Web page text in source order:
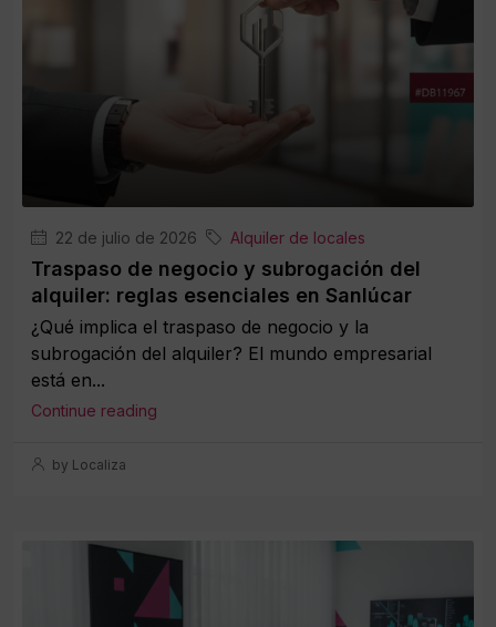
22 de julio de 2026 Alquiler de locales
Traspaso de negocio y subrogación del
alquiler: reglas esenciales en Sanlúcar
¿Qué implica el traspaso de negocio y la
subrogación del alquiler? El mundo empresarial
está en...
Continue reading
by Localiza